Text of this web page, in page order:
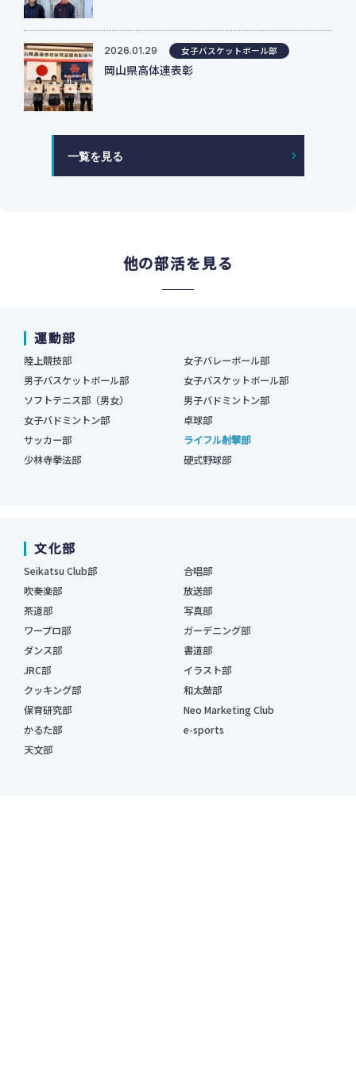
2026.01.29 女子バスケットボール部
岡山県高体連表彰
一覧を見る
他の部活を見る
運動部
陸上競技部
女子バレーボール部
男子バスケットボール部
女子バスケットボール部
ソフトテニス部（男女）
男子バドミントン部
女子バドミントン部
卓球部
サッカー部
ライフル射撃部
少林寺拳法部
硬式野球部
文化部
Seikatsu Club部
合唱部
吹奏楽部
放送部
茶道部
写真部
ワープロ部
ガーデニング部
ダンス部
書道部
JRC部
イラスト部
クッキング部
和太鼓部
保育研究部
Neo Marketing Club
かるた部
e-sports
天文部